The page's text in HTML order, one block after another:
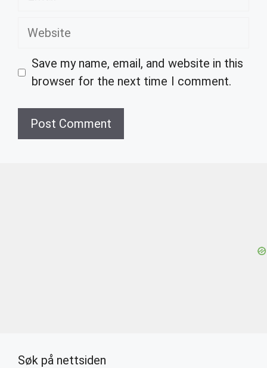
Website
Save my name, email, and website in this
browser for the next time I comment.
Søk på nettsiden